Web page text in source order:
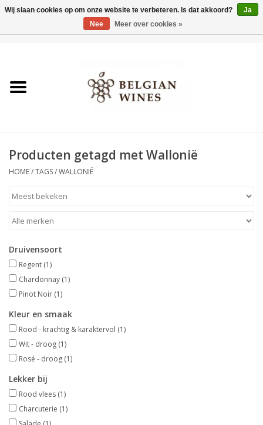
Wijnen
Wijnbar Antwerpen
Tasting Tuesdays
Blog
Wijndomeinen
Producten getagd met Wallonië
HOME/TAGS/WALLONIË
Druivensoort
Regent (1)
Chardonnay (1)
Pinot Noir (1)
Kleur en smaak
Rood - krachtig & karaktervol (1)
Wit - droog (1)
Rosé - droog (1)
Lekker bij
Rood vlees (1)
Charcuterie (1)
Wij slaan cookies op om onze website te verbeteren. Is dat akkoord?
Ja
Nee
Meer over cookies »